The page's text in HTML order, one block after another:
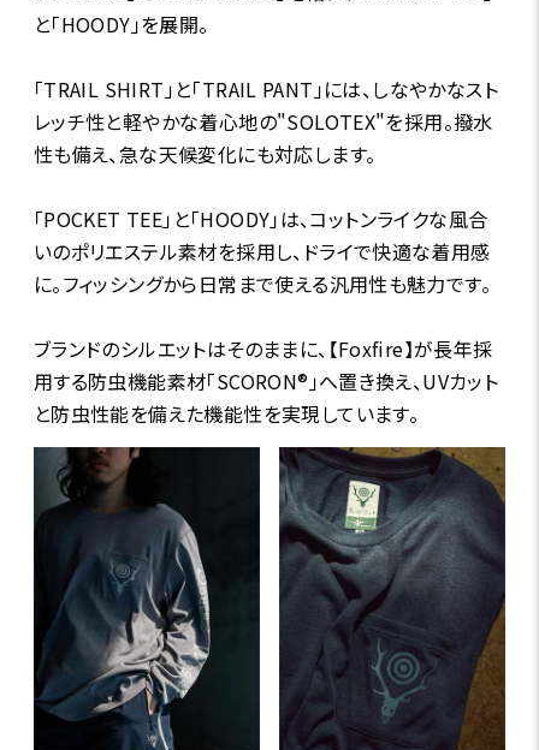
と「HOODY」を展開。
「TRAIL SHIRT」と「TRAIL PANT」には、しなやかなスト
レッチ性と軽やかな着心地の"SOLOTEX"を採用。撥水
性も備え、急な天候変化にも対応します。
「POCKET TEE」と「HOODY」は、コットンライクな風合
いのポリエステル素材を採用し、ドライで快適な着用感
に。フィッシングから日常まで使える汎用性も魅力です。
ブランドのシルエットはそのままに、【Foxfire】が長年採
用する防虫機能素材「SCORON®」へ置き換え、UVカット
と防虫性能を備えた機能性を実現しています。